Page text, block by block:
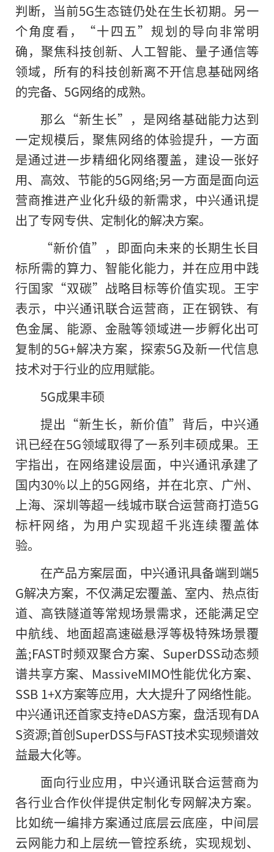
判断，当前5G生态链仍处在生长初期。另一
个角度看，“十四五”规划的导向非常明
确，聚焦科技创新、人工智能、量子通信等
领域，所有的科技创新离不开信息基础网络
的完备、5G网络的成熟。
那么“新生长”，是网络基础能力达到
一定规模后，聚焦网络的体验提升，一方面
是通过进一步精细化网络覆盖，建设一张好
用、高效、节能的5G网络;另一方面是面向运
营商推进产业化升级的新需求，中兴通讯提
出了专网专供、定制化的解决方案。
“新价值”，即面向未来的长期生长目
标所需的算力、智能化能力，并在应用中践
行国家“双碳”战略目标等价值实现。王宇
表示，中兴通讯联合运营商，正在钢铁、有
色金属、能源、金融等领域进一步孵化出可
复制的5G+解决方案，探索5G及新一代信息
技术对于行业的应用赋能。
5G成果丰硕
提出“新生长，新价值”背后，中兴通
讯已经在5G领域取得了一系列丰硕成果。王
宇指出，在网络建设层面，中兴通讯承建了
国内30%以上的5G网络，并在北京、广州、
上海、深圳等超一线城市联合运营商打造5G
标杆网络，为用户实现超千兆连续覆盖体
验。
在产品方案层面，中兴通讯具备端到端5
G解决方案，不仅满足宏覆盖、室内、热点街
道、高铁隧道等常规场景需求，还能满足空
中航线、地面超高速磁悬浮等极特殊场景覆
盖;FAST时频双聚合方案、SuperDSS动态频
谱共享方案、MassiveMIMO性能优化方案、
SSB 1+X方案等应用，大大提升了网络性能。
中兴通讯还首家支持eDAS方案，盘活现有DA
S资源;首创SuperDSS与FAST技术实现频谱效
益最大化等。
面向行业应用，中兴通讯联合运营商为
各行业合作伙伴提供定制化专网解决方案。
比如统一编排方案通过底层云底座，中间层
云网能力和上层统一管控系统，实现规划、